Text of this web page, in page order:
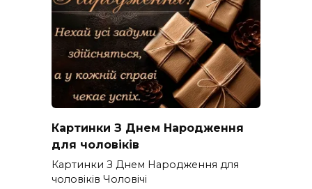
Картинки З Днем Народження
для чоловіків​
Картинки З Днем Народження для
чоловіків​ Чоловічі